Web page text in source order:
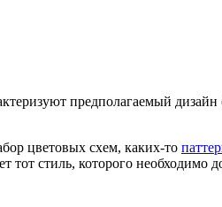
предполагаемый
цветовых схем, каких-то
тот стиль, которого необходимо